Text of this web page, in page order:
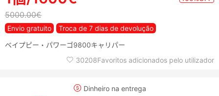
5000.00€
Envio gratuito
Troca de 7 dias de devolução
ベイプピー・パワーゴ9800キャリパー
30208Favoritos adicionados pelo utilizador
Dinheiro na entrega